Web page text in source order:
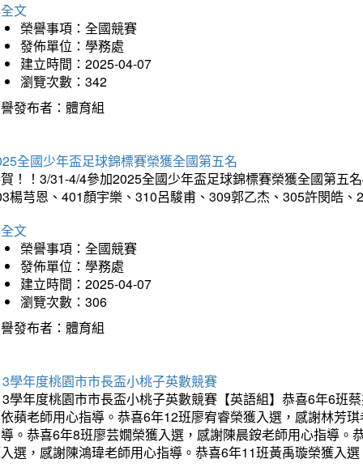
文
榮譽事項：全國競賽
發佈單位：學務處
建立時間：2025-04-07
瀏覽次數：342
發布者：體育組
全國少年盃足球錦標賽榮獲全國第五名
！！3/31-4/4參加2025全國少年盃足球錦標賽榮獲全國第五
楊芎恩、401顏宇樂、310呂駿甫、309郭乙杰、305許閔皓
文
榮譽事項：全國競賽
發佈單位：學務處
建立時間：2025-04-07
瀏覽次數：306
發布者：體育組
學年度桃園市市長盃小桃子英數競賽
學年度桃園市市長盃小桃子英數競賽【英語組】恭喜6年6班
蘋老師用心指導。恭喜6年12班廖宥睿榮獲入選，感謝林芳
。恭喜6年8班廖芸嫺榮獲入選，感謝陳晨銨老師用心指導
選，感謝陳鴻瑋老師用心指導。恭喜6年11班黃禹璇榮獲入